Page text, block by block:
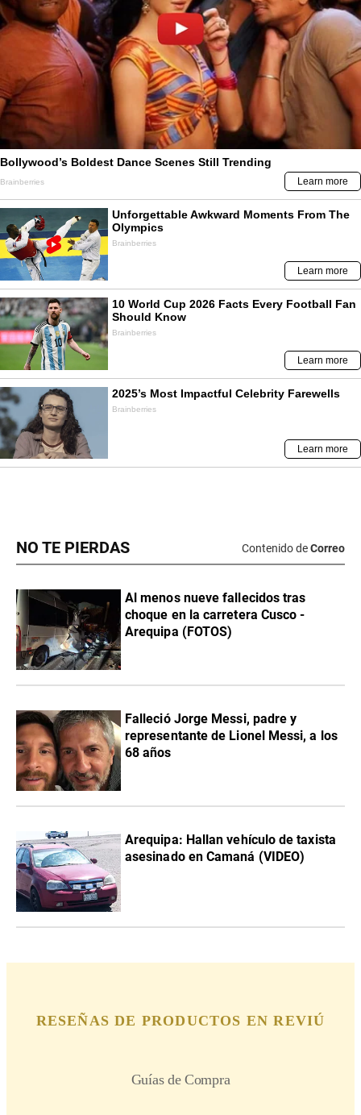
NO TE PIERDAS Contenido deCorreo
Al menos nueve fallecidos tras
choque en la carretera Cusco -
Arequipa (FOTOS)
Falleció Jorge Messi, padre y
representante de Lionel Messi, a los
68 años
Arequipa: Hallan vehículo de taxista
asesinado en Camaná (VIDEO)